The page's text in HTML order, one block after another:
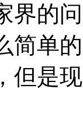
界的
简单
但是